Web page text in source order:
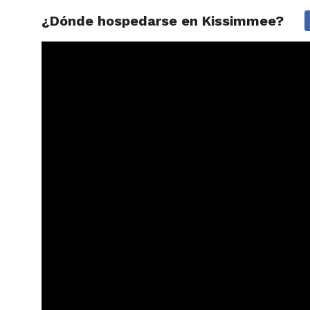
¿Dónde hospedarse en Kissimmee?